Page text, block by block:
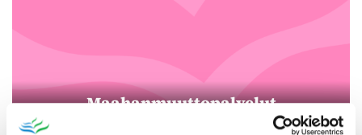
Maahanmuuttopalvelut